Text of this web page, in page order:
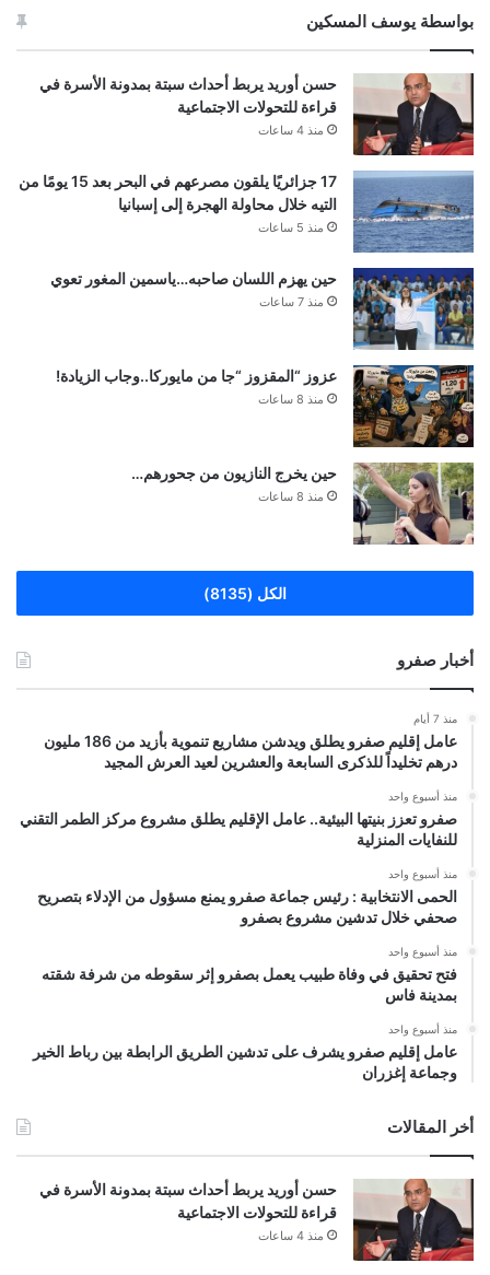
بواسطة يوسف المسكين
حسن أوريد يربط أحداث سبتة بمدونة الأسرة في
قراءة للتحولات الاجتماعية
منذ 4 ساعات
17 جزائريًا يلقون مصرعهم في البحر بعد 15 يومًا من
التيه خلال محاولة الهجرة إلى إسبانيا
منذ 5 ساعات
حين يهزم اللسان صاحبه…ياسمين المغور تعوي
منذ 7 ساعات
عزوز “المقزوز “جا من مايوركا..وجاب الزيادة!
منذ 8 ساعات
حين يخرج النازيون من جحورهم…
منذ 8 ساعات
الكل (8135)
أخبار صفرو
منذ 7 أيام
عامل إقليم صفرو يطلق ويدشن مشاريع تنموية بأزيد من 186 مليون
درهم تخليداً للذكرى السابعة والعشرين لعيد العرش المجيد
منذ أسبوع واحد
صفرو تعزز بنيتها البيئية.. عامل الإقليم يطلق مشروع مركز الطمر التقني
للنفايات المنزلية
منذ أسبوع واحد
الحمى الانتخابية : رئيس جماعة صفرو يمنع مسؤول من الإدلاء بتصريح
صحفي خلال تدشين مشروع بصفرو
منذ أسبوع واحد
فتح تحقيق في وفاة طبيب يعمل بصفرو إثر سقوطه من شرفة شقته
بمدينة فاس
منذ أسبوع واحد
عامل إقليم صفرو يشرف على تدشين الطريق الرابطة بين رباط الخير
وجماعة إغزران
أخر المقالات
حسن أوريد يربط أحداث سبتة بمدونة الأسرة في
قراءة للتحولات الاجتماعية
منذ 4 ساعات